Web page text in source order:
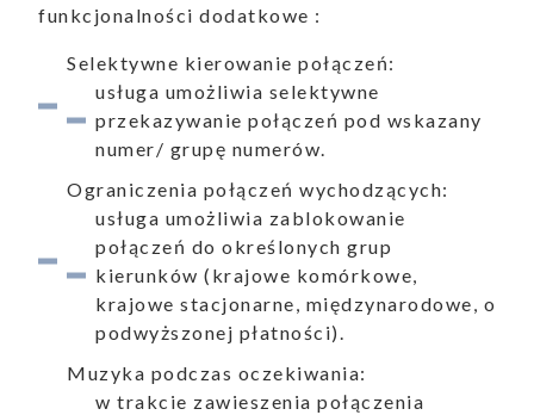
funkcjonalności dodatkowe :
Selektywne kierowanie połączeń:
usługa umożliwia selektywne
przekazywanie połączeń pod wskazany
numer/ grupę numerów.
Ograniczenia połączeń wychodzących:
usługa umożliwia zablokowanie
połączeń do określonych grup
kierunków (krajowe komórkowe,
krajowe stacjonarne, międzynarodowe, o
podwyższonej płatności).
Muzyka podczas oczekiwania:
w trakcie zawieszenia połączenia